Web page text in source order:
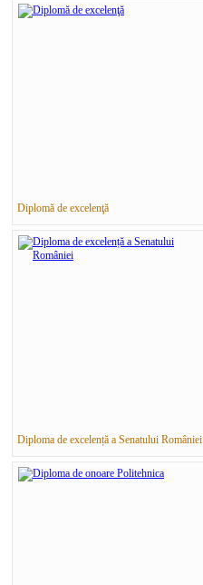
Diplomă de excelenţă
Diploma de excelență a Senatului României